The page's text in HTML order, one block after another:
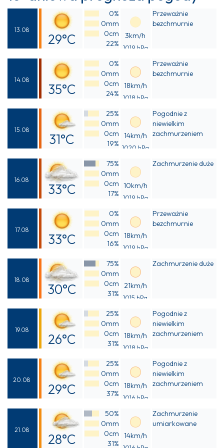
13.08
29°C
28°C
0%
0mm
0cm
22%
3km/h
1019 hPa
Przeważnie
bezchmurnie
14.08
35°C
33°C
0%
0mm
0cm
24%
18km/h
1018 hPa
Przeważnie
bezchmurnie
15.08
31°C
29°C
25%
0mm
0cm
19%
14km/h
1020 hPa
Pogodnie z
niewielkim
zachmurzeniem
16.08
33°C
31°C
75%
0mm
0cm
17%
10km/h
1019 hPa
Zachmurzenie duże
17.08
33°C
31°C
0%
0mm
0cm
16%
18km/h
1019 hPa
Przeważnie
bezchmurnie
18.08
30°C
29°C
75%
0mm
0cm
31%
21km/h
1015 hPa
Zachmurzenie duże
19.08
26°C
25°C
25%
0mm
0cm
31%
18km/h
1018 hPa
Pogodnie z
niewielkim
zachmurzeniem
20.08
29°C
28°C
25%
0mm
0cm
37%
18km/h
1016 hPa
Pogodnie z
niewielkim
zachmurzeniem
21.08
28°C
50%
0mm
0cm
31%
14km/h
Zachmurzenie
umiarkowane